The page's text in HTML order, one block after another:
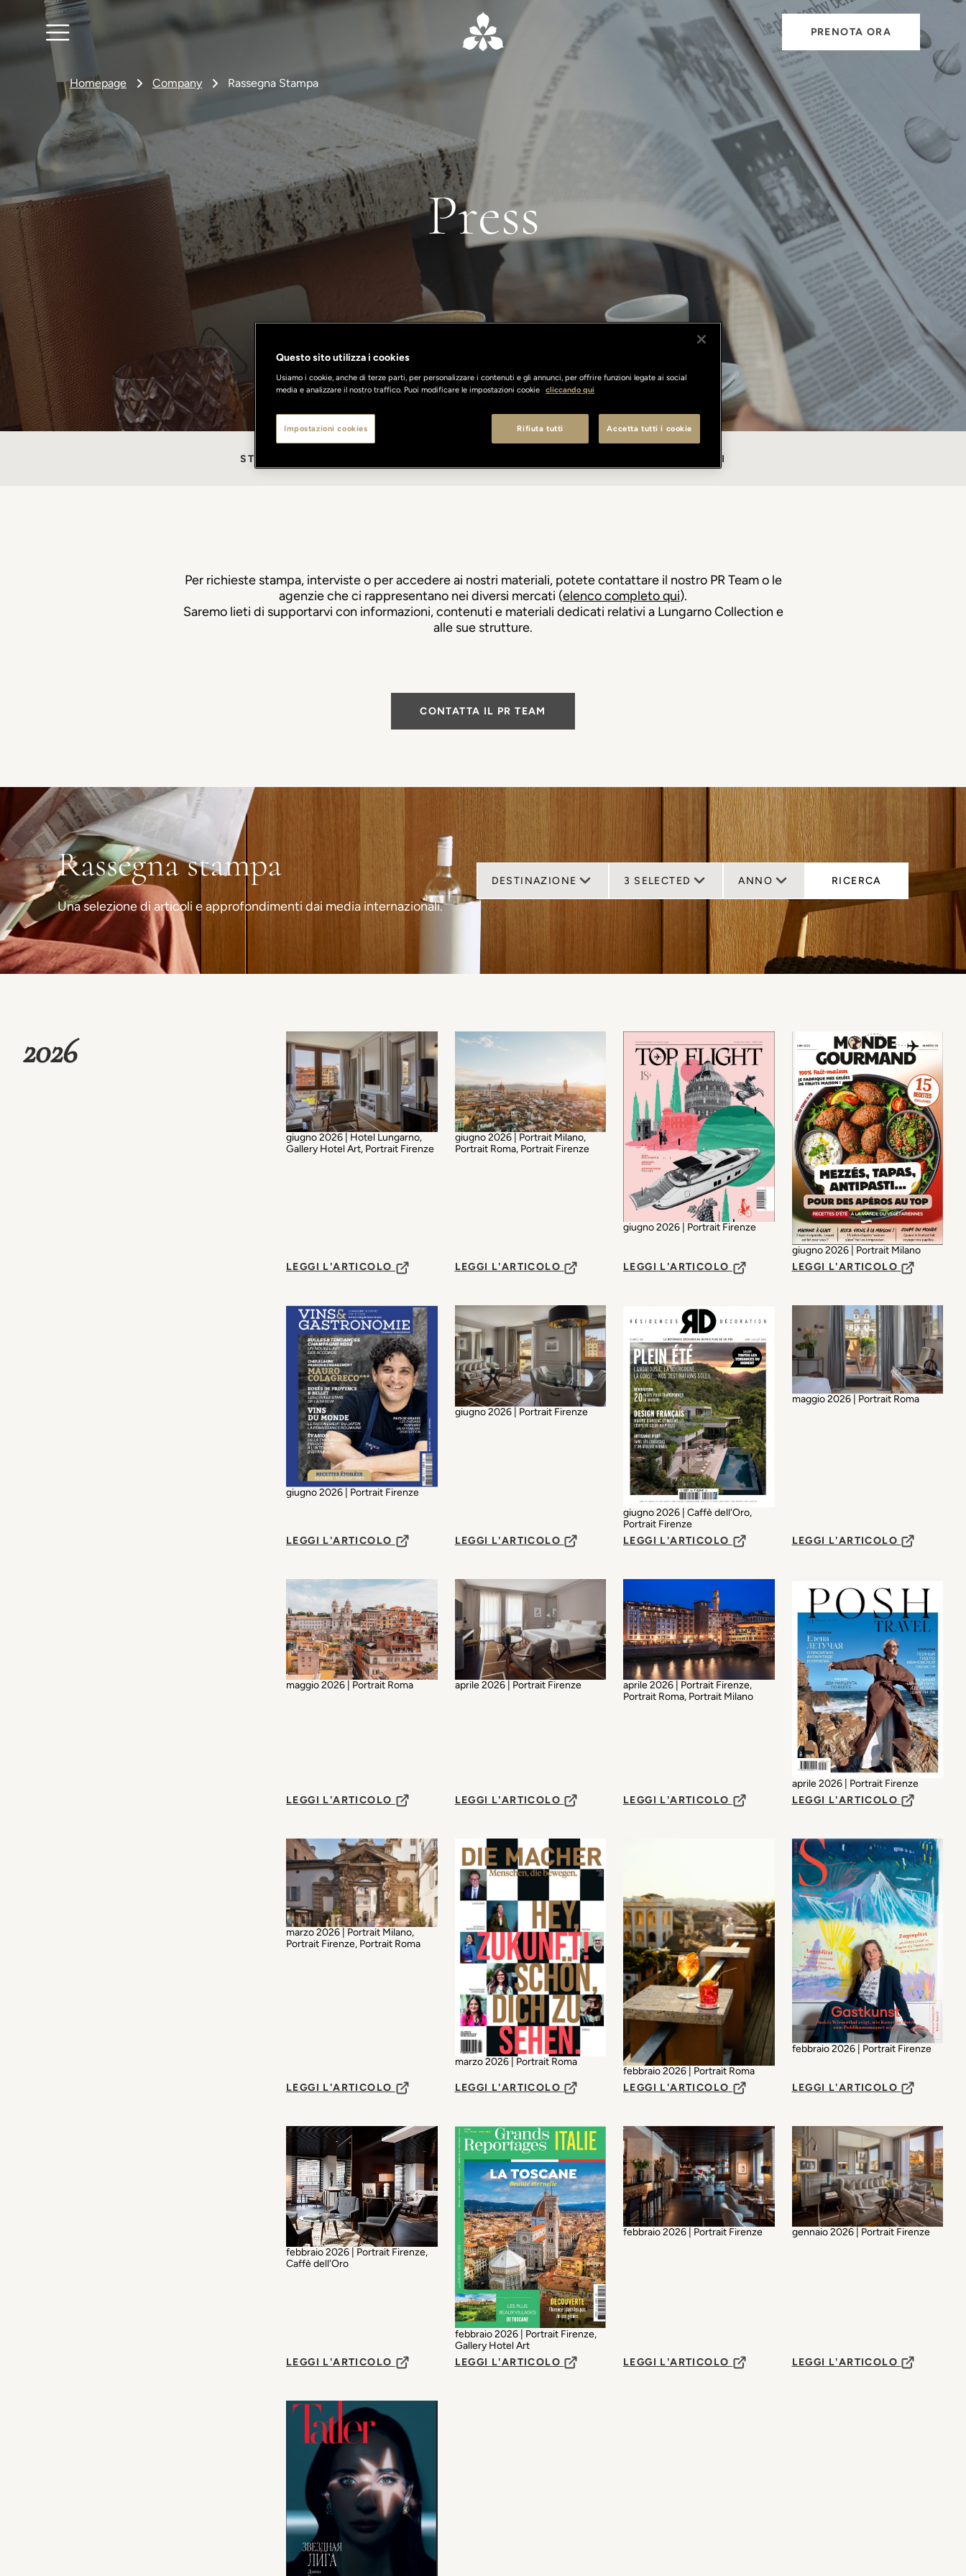
PRENOTA ORA
Homepage Company Rassegna Stampa
Press
STORIA CONTATTI
Per richieste stampa, interviste o per accedere ai nostri materiali, potete contattare il nostro PR Team o le
agenzie che ci rappresentano nei diversi mercati (elenco completo qui).
Saremo lieti di supportarvi con informazioni, contenuti e materiali dedicati relativi a Lungarno Collection e
alle sue strutture.
CONTATTA IL PR TEAM
Rassegna stampa
Una selezione di articoli e approfondimenti dai media internazionali.
DESTINAZIONE 3 SELECTED ANNO RICERCA
2026
giugno 2026 | Hotel Lungarno,
Gallery Hotel Art, Portrait Firenze
LEGGI L'ARTICOLO
giugno 2026 | Portrait Milano,
Portrait Roma, Portrait Firenze
LEGGI L'ARTICOLO
giugno 2026 | Portrait Firenze
LEGGI L'ARTICOLO
giugno 2026 | Portrait Milano
LEGGI L'ARTICOLO
giugno 2026 | Portrait Firenze
LEGGI L'ARTICOLO
giugno 2026 | Portrait Firenze
LEGGI L'ARTICOLO
giugno 2026 | Caffè dell'Oro,
Portrait Firenze
LEGGI L'ARTICOLO
maggio 2026 | Portrait Roma
LEGGI L'ARTICOLO
maggio 2026 | Portrait Roma
LEGGI L'ARTICOLO
aprile 2026 | Portrait Firenze
LEGGI L'ARTICOLO
aprile 2026 | Portrait Firenze,
Portrait Roma, Portrait Milano
LEGGI L'ARTICOLO
aprile 2026 | Portrait Firenze
LEGGI L'ARTICOLO
marzo 2026 | Portrait Milano,
Portrait Firenze, Portrait Roma
LEGGI L'ARTICOLO
marzo 2026 | Portrait Roma
LEGGI L'ARTICOLO
febbraio 2026 | Portrait Roma
LEGGI L'ARTICOLO
febbraio 2026 | Portrait Firenze
LEGGI L'ARTICOLO
febbraio 2026 | Portrait Firenze,
Caffè dell'Oro
LEGGI L'ARTICOLO
febbraio 2026 | Portrait Firenze,
Gallery Hotel Art
LEGGI L'ARTICOLO
febbraio 2026 | Portrait Firenze
LEGGI L'ARTICOLO
gennaio 2026 | Portrait Firenze
LEGGI L'ARTICOLO
Questo sito utilizza i cookies
Usiamo i cookie, anche di terze parti, per personalizzare i contenuti e gli annunci, per offrire funzioni legate ai social
media e analizzare il nostro traffico. Puoi modificare le impostazioni cookie cliccando qui
Rifiuta tutti Accetta tutti i cookie
Impostazioni cookies